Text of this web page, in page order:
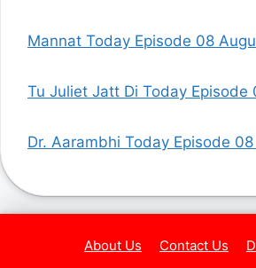
Mannat Today Episode 08
Tu Juliet Jatt Di Today Episode
Dr. Aarambhi Today Episode
About Us Contact Us